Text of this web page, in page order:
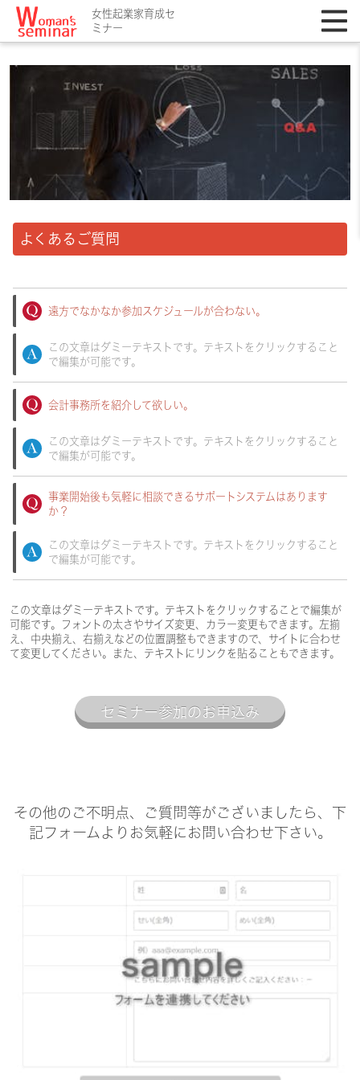
女性起業家育成セ
ミナー
よくあるご質問
遠方でなかなか参加スケジュールが合わない。
この文章はダミーテキストです。テキストをクリックすること
で編集が可能です。
会計事務所を紹介して欲しい。
この文章はダミーテキストです。テキストをクリックすること
で編集が可能です。
事業開始後も気軽に相談できるサポートシステムはあります
か？
この文章はダミーテキストです。テキストをクリックすること
で編集が可能です。
この文章はダミーテキストです。テキストをクリックすることで編集が
可能です。フォントの太さやサイズ変更、カラー変更もできます。左揃
え、中央揃え、右揃えなどの位置調整もできますので、サイトに合わせ
て変更してください。また、テキストにリンクを貼ることもできます。
セミナー参加のお申込み
その他のご不明点、ご質問等がございましたら、下
記フォームよりお気軽にお問い合わせ下さい。